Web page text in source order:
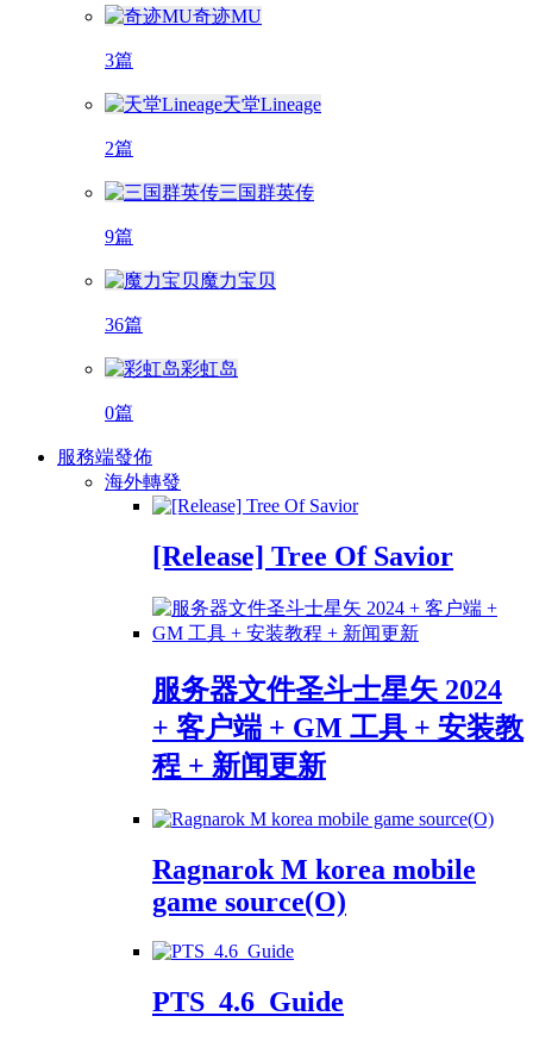
奇迹MU
3篇
天堂Lineage
2篇
三国群英传
9篇
魔力宝贝
36篇
彩虹岛
0篇
服務端發佈
海外轉發
[Release] Tree Of Savior
服务器文件圣斗士星矢 2024
+ 客户端 + GM 工具 + 安装教
程 + 新闻更新
Ragnarok M korea mobile
game source(O)
PTS_4.6_Guide